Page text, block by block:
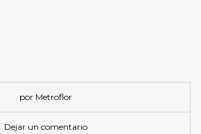
por Metroflor
Dejar un comentario